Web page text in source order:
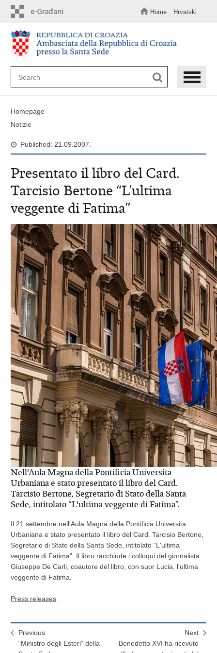
content
Home Hrvatski
Homepage
Notizie
Published: 21.09.2007.
Presentato il libro del Card.
Tarcisio Bertone “L’ultima
veggente di Fatima”
Nell'Aula Magna della Pontificia Universita
Urbaniana e stato presentato il libro del Card.
Tarcisio Bertone, Segretario di Stato della Santa
Sede, intitolato “L'ultima veggente di Fatima”.
Il 21 settembre nell'Aula Magna della Pontificia Universita
Urbaniana e stato presentato il libro del Card. Tarcisio Bertone,
Segretario di Stato della Santa Sede, intitolato “L'ultima
veggente di Fatima”. Il libro racchiude i colloqui del giornalista
Giuseppe De Carli, coautore del libro, con suor Lucia, l'ultima
veggente di Fatima.
Press releases
Previous
“Ministro degli Esteri” della
Next
Benedetto XVI ha ricevuto